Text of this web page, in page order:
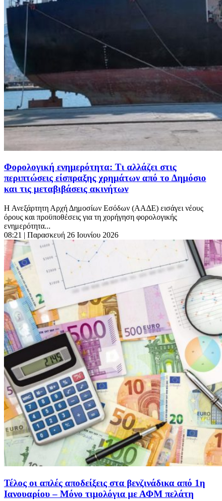
Φορολογική ενημερότητα: Τι αλλάζει στις
περιπτώσεις είσπραξης χρημάτων από το Δημόσιο
και τις μεταβιβάσεις ακινήτων
Η Ανεξάρτητη Αρχή Δημοσίων Εσόδων (ΑΑΔΕ) εισάγει νέους
όρους και προϋποθέσεις για τη χορήγηση φορολογικής
ενημερότητα...
08:21 | Παρασκευή 26 Ιουνίου 2026
Τέλος οι απλές αποδείξεις στα βενζινάδικα από 1η
Ιανουαρίου – Μόνο τιμολόγια με ΑΦΜ πελάτη